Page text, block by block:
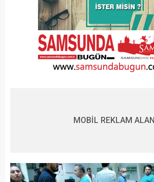
MOBİL REKLAM ALANI